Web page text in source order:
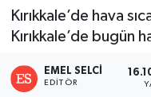
Kırıkkale’de hava
Kırıkkale’de bugün
EMEL SELCI
EDITÖR
Son Dakika
Haber Arşivi